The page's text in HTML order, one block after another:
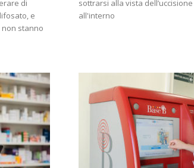
di
e
stanno
sottrarsi alla vista
all'interno